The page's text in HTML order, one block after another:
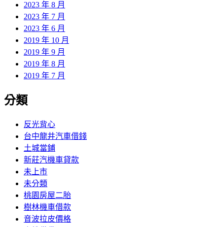
2023 年 8 月
2023 年 7 月
2023 年 6 月
2019 年 10 月
2019 年 9 月
2019 年 8 月
2019 年 7 月
分類
反光背心
台中龍井汽車借錢
土城當鋪
新莊汽機車貸款
未上市
未分類
桃園房屋二胎
樹林機車借款
音波拉皮價格